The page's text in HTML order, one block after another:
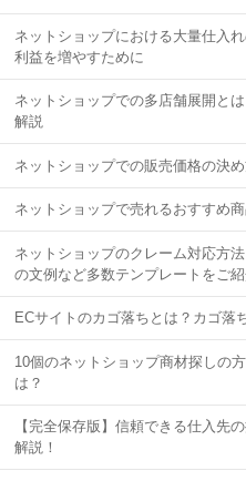
ネットショップにおける大量仕入
利益を増やすために
ネットショップでの多店舗展開と
解説
ネットショップでの販売価格の決
ネットショップで売れるおすすめ
ネットショップのクレーム対応方
の文例など多数テンプレートをご
ECサイトのカゴ落ちとは？カゴ落
10個のネットショップ商材探しの
は？
【完全保存版】信頼できる仕入先
解説！